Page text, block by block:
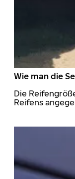
Wie man die
Die
Reifens